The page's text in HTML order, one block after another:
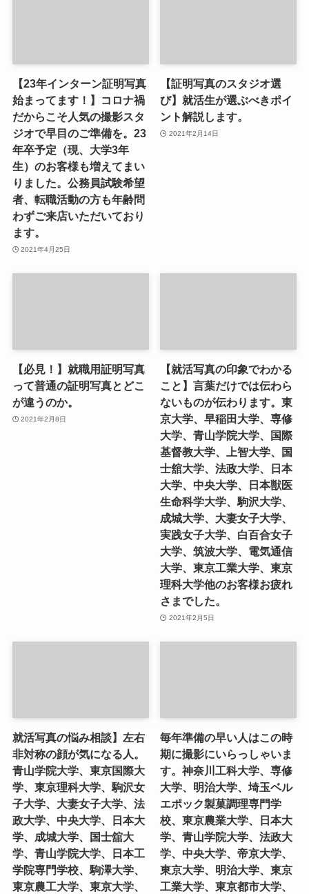
【23年インターン証明写真
始まってます！】コロナ禍
だからこそ人気の撮影スタ
ジオで早目のご準備を。23
年卒予定（現、大学3年
生）のお客様も増えてまい
りました。公務員試験希望
者、転職活動の方も年齢問
わずご来店いただいており
ます。
2021年4月25日
【証明写真のスタジオ選
び】就活生が選ぶべきポイ
ント解説します。
2021年2月14日
【必見！】就職用証明写真
って普通の証明写真とどこ
が違うのか。
2021年2月8日
【就活写真の印象でわかる
こと】言葉だけでは伝わら
ないものが伝わります。東
京大学、早稲田大学、専修
大学、青山学院大学、国際
基督教大学、上智大学、国
士舘大学、法政大学、日本
大学、中央大学、日本獣医
生命科学大学、駒沢大学、
成城大学、大妻女子大学、
実践女子大学、白百合女子
大学、筑波大学、電気通信
大学、東京工業大学、東京
理科大学他のお客様お疲れ
さまでした。
2021年2月5日
就活写真の悩み相談】左右
非対称の顔が気になる人。
青山学院大学、東京国際大
学、東京理科大学、駒沢女
子大学、大妻女子大学、法
政大学、中央大学、日本大
学、成城大学、国士舘大
学、青山学院大学、日本工
学院専門学校、駒澤大学、
東京農工大学、東京大学、
毎年準備の早い人はこの時
期に撮影にいらっしゃいま
す。神奈川工科大学、専修
大学、明治大学、埼玉ベル
エポック製菓調理専門学
校、東京農業大学、日本大
学、青山学院大学、法政大
学、中央大学、帝京大学、
東京大学、明治大学、東京
工業大学、東京都市大学、